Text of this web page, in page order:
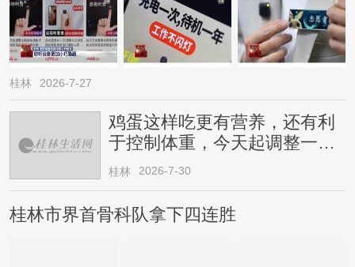
桂林 2026-7-27
鸡蛋这样吃更有营养，还有利
于控制体重，今天起调整一下
→
桂林 2026-7-30
桂林市界首骨科队拿下四连胜